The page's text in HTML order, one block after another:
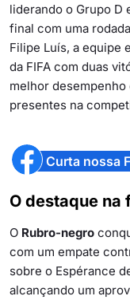
liderando o Grupo D
final com uma
Filipe Luís, a equipe
da FIFA com duas
melhor
presentes na
Curta nossa
O destaque na
O Rubro-negro
com um empate
sobre o Espérance
alcançando um